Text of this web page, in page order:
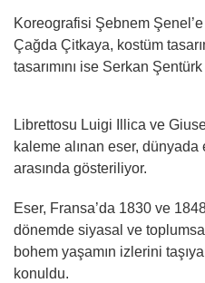
Koreografisi Şebnem Şenel’e
Çağda Çitkaya, kostüm
tasarımını ise Serkan Şentürk
Librettosu Luigi Illica ve
kaleme alınan eser,
arasında gösteriliyor.
Eser, Fransa’da 1830 ve
dönemde siyasal ve
bohem yaşamın izlerini
konuldu.